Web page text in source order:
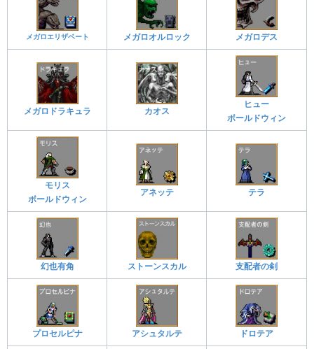
メガロエリザベート メガロオルロック メガロデス
メガロドラキュラ カオス
ヒュー
ボールドウィン
モリス
ボールドウィン
アネッテ テラ
幻也有角 ストーンスカル 支配者の剣
プロセルピナ アシュタルテ ドロテア